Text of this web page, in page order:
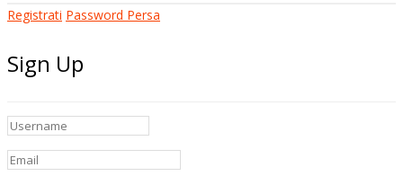
Registrati Password Persa
Sign Up